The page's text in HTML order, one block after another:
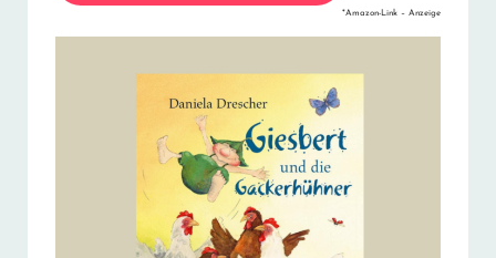
*Amazon-Link – Anzeige